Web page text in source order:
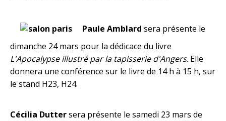
Paule Amblard sera présente le
dimanche 24 mars pour la dédicace du livre
L'Apocalypse illustré par la tapisserie d'Angers. Elle
donnera une conférence sur le livre de 14 h à 15 h, sur
le stand H23, H24.
Cécilia Duttersera présente le samedi 23 mars de